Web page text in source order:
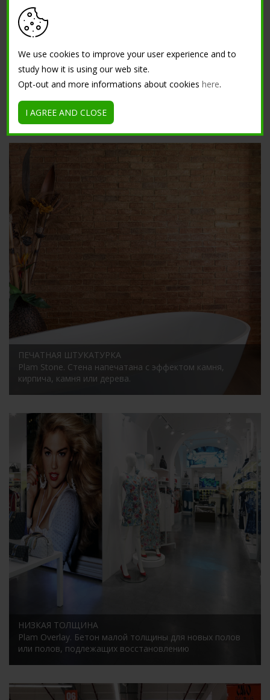
МЕТАЛЛИЧЕСКИЙ ЭФФЕКТ
изысканный металлический эффект.
ПЕЧАТНАЯ ШТУКАТУРКА
Plam Stone. Стена напечатана с эффектом камня,
кирпича, камня или дерева.
НИЗКАЯ ТОЛЩИНА
Plam Overlay. Бетон малой толщины для новых полов
или полов, подлежащих восстановлению
We use cookies to improve your user experience and to
study how it is using our web site.
Opt-out and more informations about cookieshere.
I AGREE AND CLOSE